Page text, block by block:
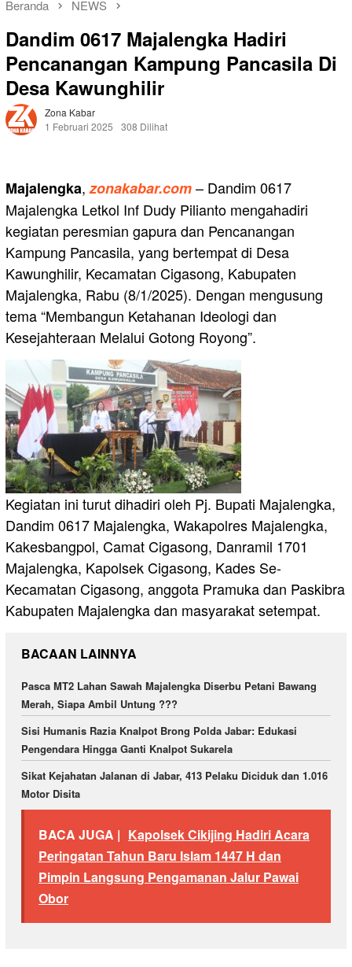
Beranda NEWS
Dandim 0617 Majalengka Hadiri
Pencanangan Kampung Pancasila Di
Desa Kawunghilir
Zona Kabar
1 Februari 2025
308 Dilihat
Majalengka, zonakabar.com– Dandim 0617
Majalengka Letkol Inf Dudy Pilianto mengahadiri
kegiatan peresmian gapura dan Pencanangan
Kampung Pancasila, yang bertempat di Desa
Kawunghilir, Kecamatan Cigasong, Kabupaten
Majalengka, Rabu (8/1/2025). Dengan mengusung
tema “Membangun Ketahanan Ideologi dan
Kesejahteraan Melalui Gotong Royong”.
Kegiatan ini turut dihadiri oleh Pj. Bupati Majalengka,
Dandim 0617 Majalengka, Wakapolres Majalengka,
Kakesbangpol, Camat Cigasong, Danramil 1701
Majalengka, Kapolsek Cigasong, Kades Se-
Kecamatan Cigasong, anggota Pramuka dan Paskibra
Kabupaten Majalengka dan masyarakat setempat.
BACAAN LAINNYA
Pasca MT2 Lahan Sawah Majalengka Diserbu Petani Bawang
Merah, Siapa Ambil Untung ???
Sisi Humanis Razia Knalpot Brong Polda Jabar: Edukasi
Pengendara Hingga Ganti Knalpot Sukarela
Sikat Kejahatan Jalanan di Jabar, 413 Pelaku Diciduk dan 1.016
Motor Disita
BACA JUGA | Kapolsek Cikijing Hadiri Acara
Peringatan Tahun Baru Islam 1447 H dan
Pimpin Langsung Pengamanan Jalur Pawai
Obor